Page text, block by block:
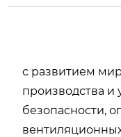
с развитием
производства и
безопасности,